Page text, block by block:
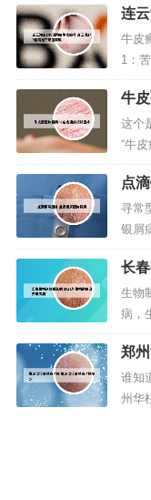
连
医
牛皮
1：
槐花
合在
坚持
到及
用卡
牛
这个
“牛
病，
有多
因是
。可
是比
点
寻常
银屑
5厘
20岁
多。
果没
类型
长
银
生物
病，
屑病
好，
统治
选择
郑
多少
谁知
州华